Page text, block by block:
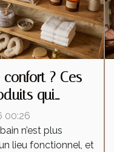
confort ? Ces
qui
00:26
n’est plus
lieu fonctionnel, et